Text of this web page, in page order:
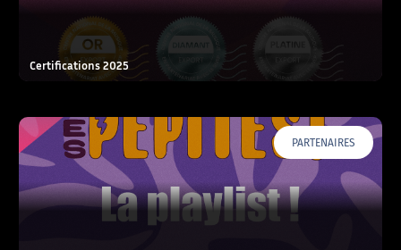
Certifications 2025
PARTENAIRES